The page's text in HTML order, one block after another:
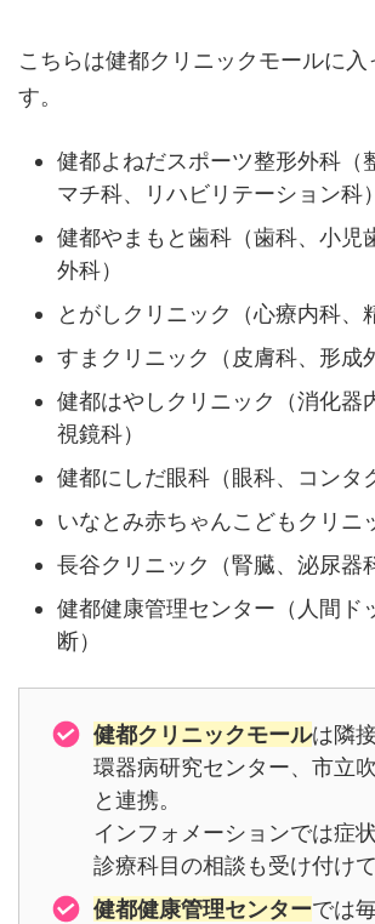
こちらは健都クリニックモールに
す。
健都よねだスポーツ整形外科（
マチ科、リハビリテーション科）
健都やまもと歯科（歯科、小児
外科）
とがしクリニック（心療内科、
すまクリニック（皮膚科、形成
健都はやしクリニック（消化器
視鏡科）
健都にしだ眼科（眼科、コンタ
いなとみ赤ちゃんこどもクリニ
長谷クリニック（腎臓、泌尿器
健都健康管理センター（人間ド
断）
健都クリニックモールは隣
環器病研究センター、市立
と連携。
インフォメーションでは症
診療科目の相談も受け付けて
健都健康管理センターでは